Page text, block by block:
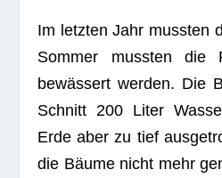
Im letz­ten Jahr muss­ten
Som­mer muss­ten die
bewäs­sert wer­den. Die
Schnitt 200 Liter
Erde aber zu tief
die Bäume nicht mehr